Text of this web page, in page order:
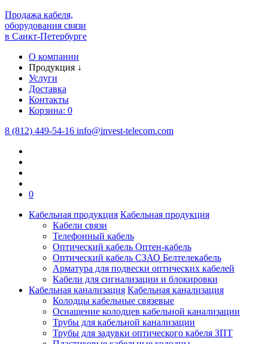
Продажа кабеля,
оборудования связи
в Санкт-Петербурге
О компании
Продукция ↓
Услуги
Доставка
Контакты
Корзина: 0
8 (812) 449-54-16 info@invest-telecom.com
0
Кабельная продукция Кабельная продукция
Кабели связи
Телефонный кабель
Оптический кабель Оптен-кабель
Оптический кабель СЗАО Белтелекабель
Арматура для подвески оптических кабелей
Кабели для сигнализации и блокировки
Кабельная канализация Кабельная канализация
Колодцы кабельные связевые
Оснащение колодцев кабельной канализации
Трубы для кабельной канализации
Трубы для задувки оптического кабеля ЗПТ